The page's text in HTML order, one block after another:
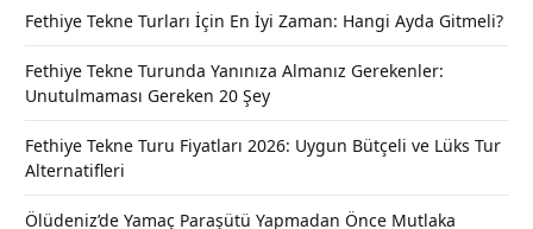
Fethiye Tekne Turları İçin En İyi Zaman: Hangi Ayda Gitmeli?
Fethiye Tekne Turunda Yanınıza Almanız Gerekenler:
Unutulmaması Gereken 20 Şey
Fethiye Tekne Turu Fiyatları 2026: Uygun Bütçeli ve Lüks Tur
Alternatifleri
Ölüdeniz’de Yamaç Paraşütü Yapmadan Önce Mutlaka